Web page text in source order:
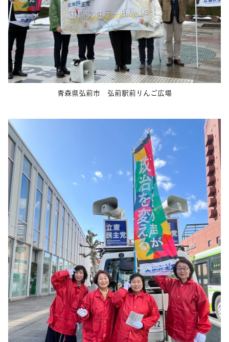
青森県弘前市 弘前駅前りんご広場